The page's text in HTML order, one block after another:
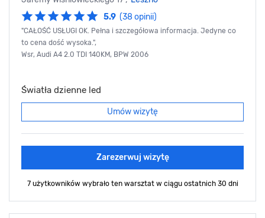
5.9 (38 opinii)
"CAŁOŚĆ USŁUGI OK. Pełna i szczegółowa informacja. Jedyne co
to cena dość wysoka.",
Wsr, Audi A4 2.0 TDI 140KM, BPW 2006
Światła dzienne led
Umów wizytę
Zarezerwuj wizytę
7 użytkowników wybrało ten warsztat w ciągu ostatnich 30 dni